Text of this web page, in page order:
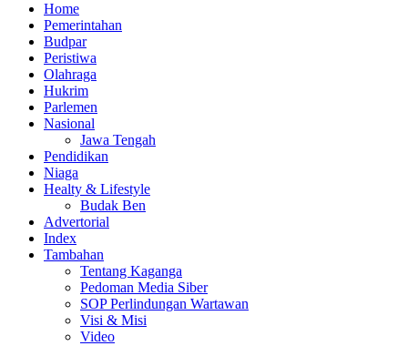
Home
Pemerintahan
Budpar
Peristiwa
Olahraga
Hukrim
Parlemen
Nasional
Jawa Tengah
Pendidikan
Niaga
Healty & Lifestyle
Budak Ben
Advertorial
Index
Tambahan
Tentang Kaganga
Pedoman Media Siber
SOP Perlindungan Wartawan
Visi & Misi
Video